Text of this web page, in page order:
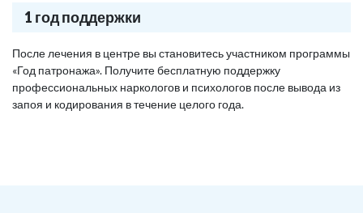
1 год поддержки
После лечения в центре вы становитесь участником программы
«Год патронажа». Получите бесплатную поддержку
профессиональных наркологов и психологов после вывода из
запоя и кодирования в течение целого года.